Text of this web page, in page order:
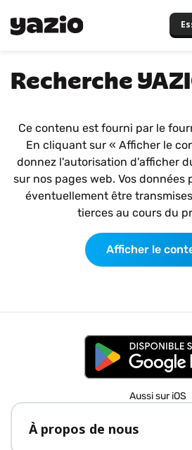
Recherche
Ce contenu est fourni par le
En cliquant sur « Afficher le
donnez l'autorisation d'afficher
sur nos pages web. Vos données
éventuellement être
tierces au cours du
Afficher le
Aussi sur iOS
À propos de nous